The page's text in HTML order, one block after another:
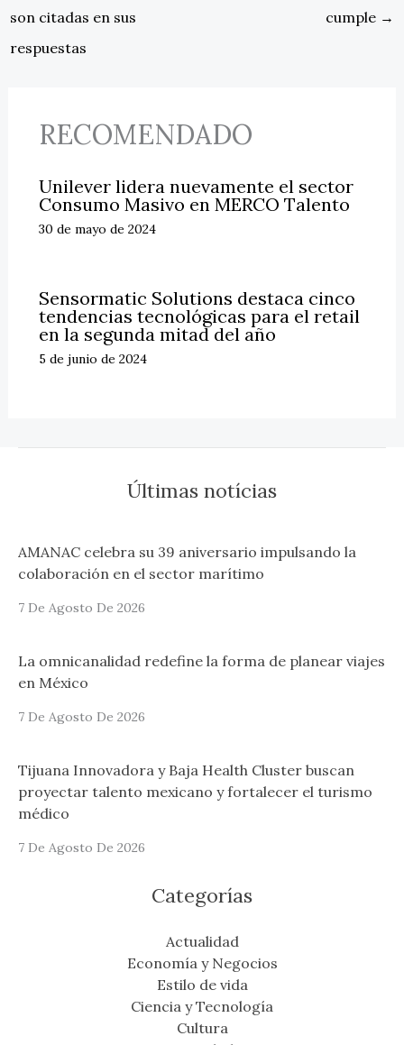
son citadas en sus
respuestas
cumple →
RECOMENDADO
Unilever lidera nuevamente el sector
Consumo Masivo en MERCO Talento
30 de mayo de 2024
Sensormatic Solutions destaca cinco
tendencias tecnológicas para el retail
en la segunda mitad del año
5 de junio de 2024
Últimas notícias
AMANAC celebra su 39 aniversario impulsando la
colaboración en el sector marítimo
7 De Agosto De 2026
La omnicanalidad redefine la forma de planear viajes
en México
7 De Agosto De 2026
Tijuana Innovadora y Baja Health Cluster buscan
proyectar talento mexicano y fortalecer el turismo
médico
7 De Agosto De 2026
Categorías
Actualidad
Economía y Negocios
Estilo de vida
Ciencia y Tecnología
Cultura